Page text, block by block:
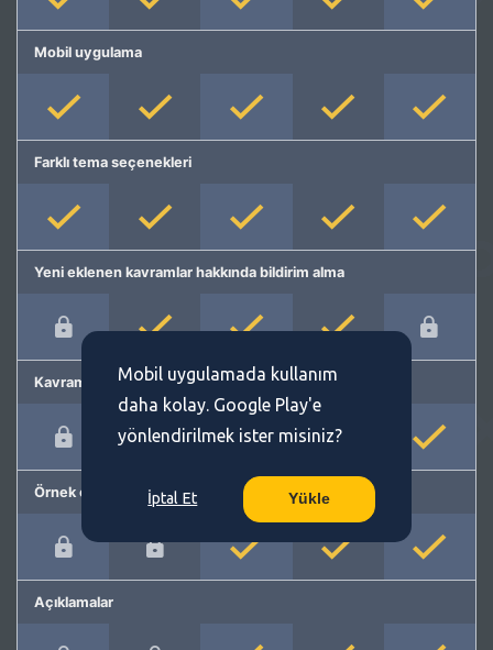
Mobil uygulama
Farklı tema seçenekleri
Yeni eklenen kavramlar hakkında bildirim alma
Kavram önerme
Örnek cümleler
Açıklamalar
Mobil uygulamada kullanım
daha kolay. Google Play'e
yönlendirilmek ister misiniz?
İptal Et Yükle